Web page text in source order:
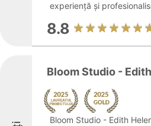
experiență și
8.8
Bloom Studio -
Bloom Studio - Edith